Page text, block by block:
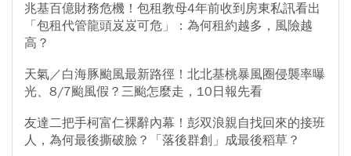
兆基百億財務危機！包租教母4年前收到房東私訊看出
「包租代管龍頭岌岌可危」：為何租約越多，風險越
高？
天氣／白海豚颱風最新路徑！北北基桃暴風圈侵襲率曝
光、8/7颱風假？三颱怎麼走，10日報先看
友達二把手柯富仁裸辭內幕！彭双浪親自找回來的接班
人，為何最後撕破臉？「落後群創」成最後稻草？